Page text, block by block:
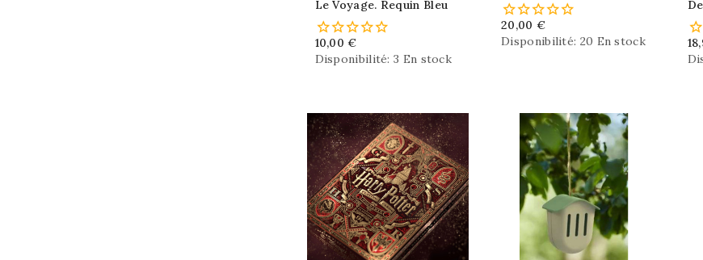
Le Voyage. Requin Bleu
10,00 €
Disponibilité:3 En stock
20,00 €
Disponibilité: 20 En stock